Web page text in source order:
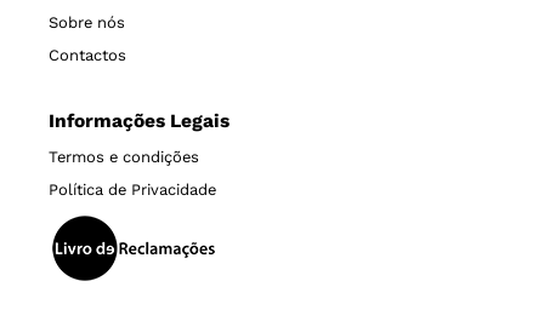
Sobre nós
Contactos
Informações Legais
Termos e condições
Política de Privacidade